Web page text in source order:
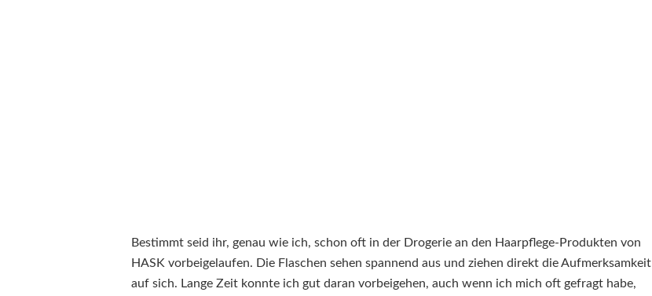
Bestimmt seid ihr, genau wie ich, schon oft in der Drogerie an den Haarpflege-Produkten von
HASK vorbeigelaufen. Die Flaschen sehen spannend aus und ziehen direkt die Aufmerksamkeit
auf sich. Lange Zeit konnte ich gut daran vorbeigehen, auch wenn ich mich oft gefragt habe,